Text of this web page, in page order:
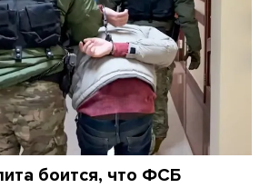
боится, что ФСБ